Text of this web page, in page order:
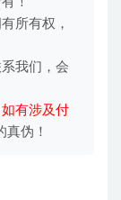
所有权，
我们，会
有涉及付
真伪！